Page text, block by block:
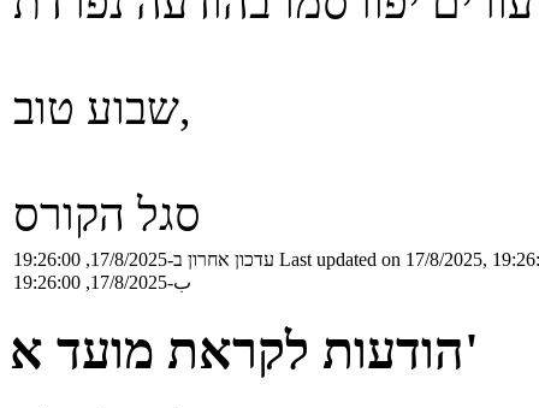
שבוע טוב,
סגל הקורס
עדכון אחרון ב-17/8/2025, 19:26:00 Last updated on 17/8/2025,
ب-17/8/2025, 19:26:00
הודעות לקראת מועד א'